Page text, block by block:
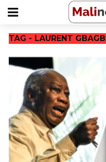
TAG - LAURENT